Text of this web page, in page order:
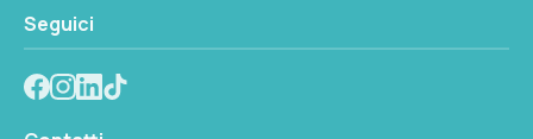
Seguici